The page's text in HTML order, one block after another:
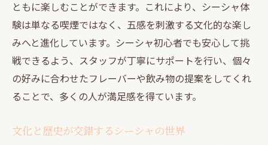
ともに楽しむことができます。これにより、シーシャ体
験は単なる喫煙ではなく、五感を刺激する文化的な楽し
みへと進化しています。シーシャ初心者でも安心して挑
戦できるよう、スタッフが丁寧にサポートを行い、個々
の好みに合わせたフレーバーや飲み物の提案をしてくれ
ることで、多くの人が満足感を得ています。
文化と歴史が交錯するシーシャの世界